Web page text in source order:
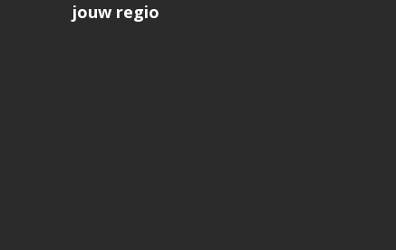
jouw regio